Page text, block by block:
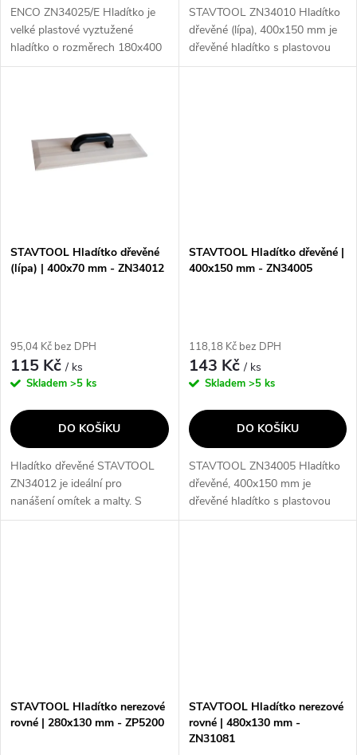
k
t
k
t
ENCO ZN34025/E Hladítko je
velké plastové vyztužené
hladítko o rozměrech 180x400
mm, ideální pro natahování
STAVTOOL ZN34010 Hladítko
dřevěné (lípa), 400x150 mm je
dřevěné hladítko s plastovou
rukojetí, které je ideální pro
STAVTOOL Hladítko dřevěné
(lípa) | 400x70 mm - ZN34012
95,04 Kč bez DPH
115 Kč/ ks
Skladem >5 ks
DO KOŠÍKU
Hladítko dřevěné STAVTOOL
ZN34012 je ideální pro
nanášení omítek a malty. S
plastovou rukojetí a rozměry
STAVTOOL Hladítko dřevěné |
400x150 mm - ZN34005
118,18 Kč bez DPH
143 Kč/ ks
Skladem >5 ks
DO KOŠÍKU
STAVTOOL ZN34005 Hladítko
dřevěné, 400x150 mm je
dřevěné hladítko s plastovou
rukojetí, které je ideální pro
STAVTOOL Hladítko nerezové
rovné | 280x130 mm - ZP5200
STAVTOOL Hladítko nerezové
rovné | 480x130 mm -
ZN31081